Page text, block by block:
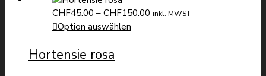
CHF45.00 – CHF150.00 Preisspanne:
inkl. MWST
Option auswählen
Hortensie rosa